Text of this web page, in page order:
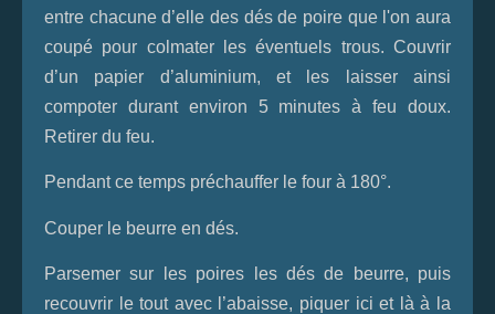
entre chacune d’elle des dés de poire que l'on aura
coupé pour colmater les éventuels trous. Couvrir
d’un papier d’aluminium, et les laisser ainsi
compoter durant environ 5 minutes à feu doux.
Retirer du feu.
Pendant ce temps préchauffer le four à 180°.
Couper le beurre en dés.
Parsemer sur les poires les dés de beurre, puis
recouvrir le tout avec l’abaisse, piquer ici et là à la